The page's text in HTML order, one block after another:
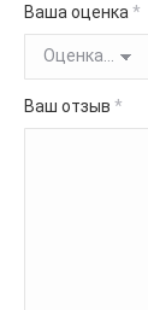
Ваша оценка *
Ваш отзыв *